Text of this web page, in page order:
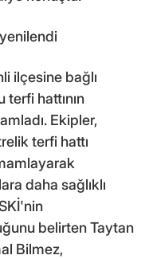
ilçesine bağlı
hattının
Ekipler,
terfi hattı
daha sağlıklı
belirten Taytan
Bilmez,